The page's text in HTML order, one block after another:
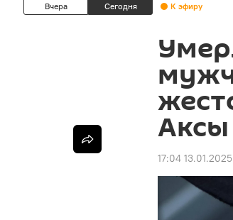
Вчера Сегодня К эфиру
Аксы
17:04 13.01.2025